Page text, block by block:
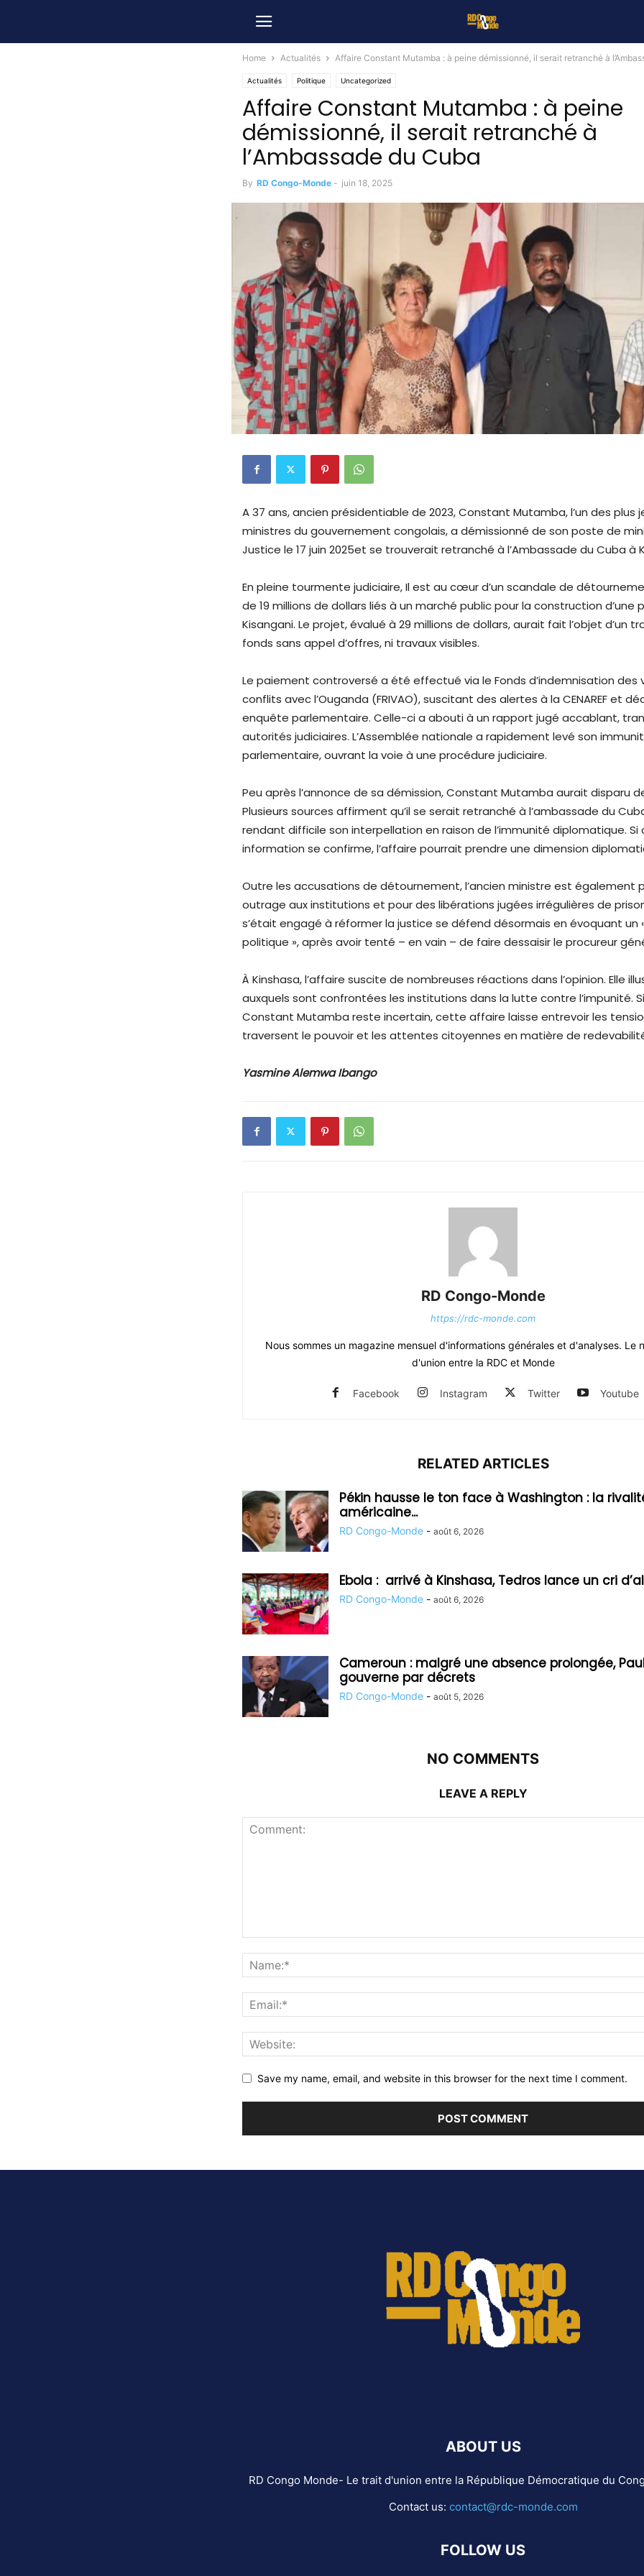
Home Actualités Affaire Constant Mutamba : à peine démissionné, il serait retranché à
Actualités Politique Uncategorized
Affaire Constant Mutamba : à peine
démissionné, il serait retranché à
l’Ambassade du Cuba
By RD Congo-Monde - juin 18, 2025
A 37 ans, ancien présidentiable de 2023, Constant Mutamba, l’un des plus
ministres du gouvernement congolais, a démissionné de son poste de
Justice le 17 juin 2025et se trouverait retranché à l’Ambassade du Cuba à
En pleine tourmente judiciaire, Il est au cœur d’un scandale de
de 19 millions de dollars liés à un marché public pour la construction d’une
Kisangani. Le projet, évalué à 29 millions de dollars, aurait fait l’objet d’un
fonds sans appel d’offres, ni travaux visibles.
Le paiement controversé a été effectué via le Fonds d’indemnisation des
conflits avec l’Ouganda (FRIVAO), suscitant des alertes à la CENAREF et
enquête parlementaire. Celle-ci a abouti à un rapport jugé accablant,
autorités judiciaires. L’Assemblée nationale a rapidement levé son
parlementaire, ouvrant la voie à une procédure judiciaire.
Peu après l’annonce de sa démission, Constant Mutamba aurait disparu
Plusieurs sources affirment qu’il se serait retranché à l’ambassade du
rendant difficile son interpellation en raison de l’immunité diplomatique.
information se confirme, l’affaire pourrait prendre une dimension
Outre les accusations de détournement, l’ancien ministre est également
outrage aux institutions et pour des libérations jugées irrégulières de
s’était engagé à réformer la justice se défend désormais en évoquant un
politique », après avoir tenté – en vain – de faire dessaisir le procureur
À Kinshasa, l’affaire suscite de nombreuses réactions dans l’opinion. Elle
auxquels sont confrontées les institutions dans la lutte contre l’impunité.
Constant Mutamba reste incertain, cette affaire laisse entrevoir les
traversent le pouvoir et les attentes citoyennes en matière de
Yasmine Alemwa Ibango
RD Congo-Monde
https://rdc-monde.com
Nous sommes un magazine mensuel d'informations générales et d'analyses. Le
d'union entre la RDC et Monde
Facebook Instagram Twitter Youtube
RELATED ARTICLES
Pékin hausse le ton face à Washington : la
américaine...
RD Congo-Monde - août 6, 2026
Ebola : arrivé à Kinshasa, Tedros lance un cri
RD Congo-Monde - août 6, 2026
Cameroun : malgré une absence prolongée,
gouverne par décrets
RD Congo-Monde - août 5, 2026
NO COMMENTS
LEAVE A REPLY
Save my name, email, and website in this browser for the next time I comment.
ABOUT US
RD Congo Monde- Le trait d'union entre la République Démocratique du
Contact us: contact@rdc-monde.com
FOLLOW US